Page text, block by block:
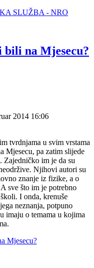
SLUŽBA - NRO
bili na Mjesecu?
2014 16:06
tvrdnjama u svim vrstama
Mjesecu, pa zatim slijede
Zajedničko im je da su
Njihovi autori su
znanje iz fizike, a o
sve što im je potrebno
I onda, krenuše
neznanja, potpuno
imaju o temama u kojima
Mjesecu?